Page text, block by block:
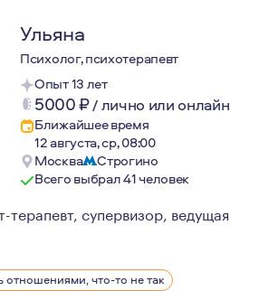
Ульяна
Психолог, психотерапевт
Опыт 13 лет
5000₽/лично или онлайн
Ближайшее время
12 августа, ср, 08:00
Москва
Строгино
Всего выбрал 41 человек
терапевт, супервизор, ведущая
спортивных тренеров.
отношениями, что-то не так